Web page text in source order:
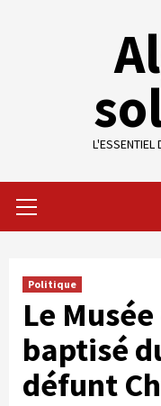
L'ESSENTIEL
Menu
Politique
Le
baptisé
défunt